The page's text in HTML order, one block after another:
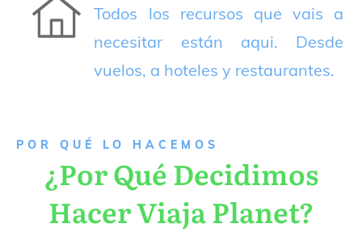
Todos los recursos que vais a
necesitar están aqui. Desde
vuelos, a hoteles y restaurantes.
P OR QUÉ LO HACEMOS
¿Por Qué Decidimos
Hacer Viaja Planet?